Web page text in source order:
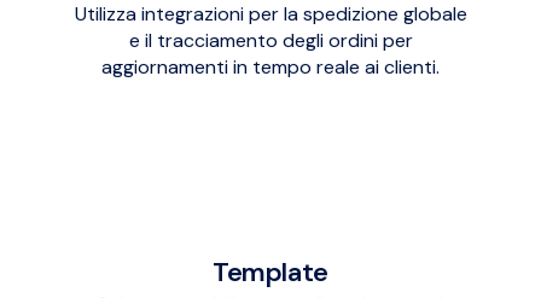
Utilizza integrazioni per la spedizione globale
e il tracciamento degli ordini per
aggiornamenti in tempo reale ai clienti.
Template